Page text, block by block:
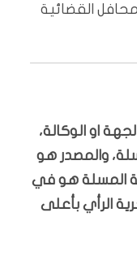
القضائية
او الوكالة،
والمصدر هو
المسلة هو في
الرأي بأعلى